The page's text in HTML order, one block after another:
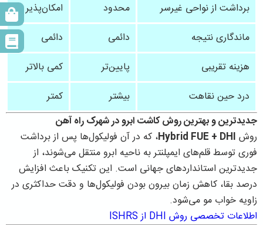
برداشت از نواحی غیرسر
محدود
امکان‌پذیر
ماندگاری نتیجه
دائمی
دائمی
هزینه تقریبی
پایین‌تر
کمی بالاتر
درد حین نقاهت
بیشتر
کمتر
جدیدترین و بهترین روش کاشت ابرو در شهرک راه آهن
روش Hybrid FUE + DHI، که در آن فولیکول‌ها پس از برداشت
فوری توسط قلم‌های ایمپلنتر به ناحیه ابرو منتقل می‌شوند، از
جدیدترین استانداردهای جهانی است. این تکنیک باعث افزایش
درصد بقا، کاهش زمان بیرون بودن فولیکول‌ها و دقت حداکثری در
زاویه خواب مو می‌شود.
اطلاعات تخصصی روش DHI از ISHRS